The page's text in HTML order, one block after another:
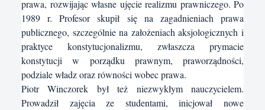
prawa, rozwijając własne ujęcie realizmu prawniczego. Po
1989 r. Profesor skupił się na zagadnieniach prawa
publicznego, szczególnie na założeniach aksjologicznych i
praktyce konstytucjonalizmu, zwłaszcza prymacie
konstytucji w porządku prawnym, praworządności,
podziale władz oraz równości wobec prawa.
Piotr Winczorek był też niezwykłym nauczycielem.
Prowadził zajęcia ze studentami, inicjował nowe